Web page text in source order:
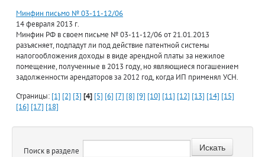
Минфин письмо № 03-11-12/06
14 февраля 2013 г.
Минфин РФ в своем письме № 03-11-12/06 от 21.01.2013
разъясняет, подпадут ли под действие патентной системы
налогообложения доходы в виде арендной платы за нежилое
помещение, полученные в 2013 году, но являющиеся погашением
задолженности арендаторов за 2012 год, когда ИП применял УСН.
Страницы: [1] [2] [3] [4] [5] [6] [7] [8] [9] [10] [11] [12] [13] [14] [15]
[16] [17] [18]
Поиск в разделе